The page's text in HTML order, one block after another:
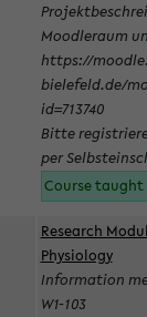
Moodleraum
https://
bielefeld.de/
id=713740
Bitte
per
Course taught
Research
Physiology
Information
W1-103